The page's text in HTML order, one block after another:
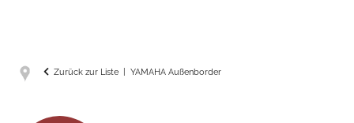
Zurück zur Liste YAMAHA Außenborder